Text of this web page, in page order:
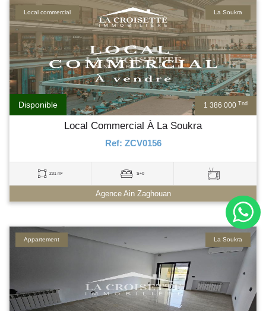
1 386 000 Tnd
Disponible
La Soukra
Local commercial
Local Commercial À La Soukra
Ref: ZCV0156
231 m² S+0
Agence Ain Zaghouan
La Soukra
Appartement